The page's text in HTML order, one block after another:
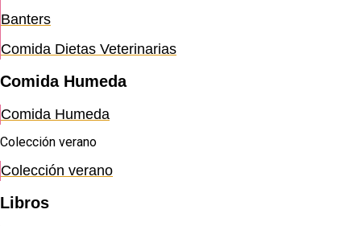
Banters
Comida Dietas Veterinarias
Comida Humeda
Comida Humeda
Colección verano
Colección verano
Libros